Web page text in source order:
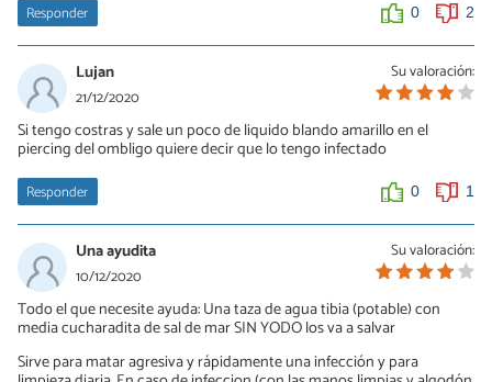
Responder 0 2
Su valoración:
Lujan
21/12/2020
Si tengo costras y sale un poco de liquido blando amarillo en el
piercing del ombligo quiere decir que lo tengo infectado
Responder 0 1
Su valoración:
Una ayudita
10/12/2020
Todo el que necesite ayuda: Una taza de agua tibia (potable) con
media cucharadita de sal de mar SIN YODO los va a salvar
Sirve para matar agresiva y rápidamente una infección y para